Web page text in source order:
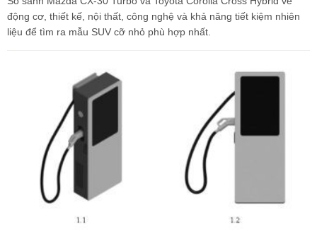
động cơ, thiết kế, nội thất, công nghệ và khả năng tiết kiệm nhiên
liệu để tìm ra mẫu SUV cỡ nhỏ phù hợp nhất.